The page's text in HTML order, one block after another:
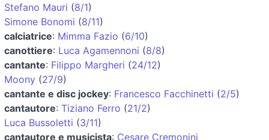
Stefano Mauri (8/1)
Simone Bonomi (8/11)
calciatrice: Mimma Fazio (6/10)
canottiere: Luca Agamennoni (8/8)
cantante: Filippo Margheri (24/12)
Moony (27/9)
cantante e disc jockey: Francesco Facchinetti (2/5)
cantautore: Tiziano Ferro (21/2)
Luca Bussoletti (3/11)
cantautore e musicista: Cesare Cremonini